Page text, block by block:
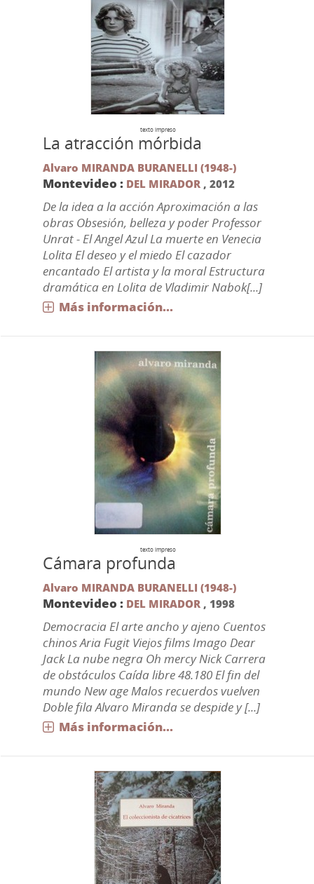
texto impreso
La atracción mórbida
Alvaro MIRANDA BURANELLI (1948-)
Montevideo : DEL MIRADOR, 2012
De la idea a la acción Aproximación a las
obras Obsesión, belleza y poder Professor
Unrat - El Angel Azul La muerte en Venecia
Lolita El deseo y el miedo El cazador
encantado El artista y la moral Estructura
dramática en Lolita de Vladimir Nabok[...]
Más información...
texto impreso
Cámara profunda
Alvaro MIRANDA BURANELLI (1948-)
Montevideo : DEL MIRADOR, 1998
Democracia El arte ancho y ajeno Cuentos
chinos Aria Fugit Viejos films Imago Dear
Jack La nube negra Oh mercy Nick Carrera
de obstáculos Caída libre 48.180 El fin del
mundo New age Malos recuerdos vuelven
Doble fila Alvaro Miranda se despide y [...]
Más información...